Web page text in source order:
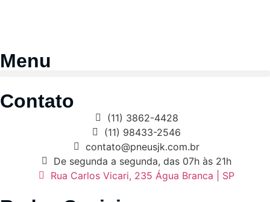
Menu
Contato
(11) 3862-4428
(11) 98433-2546
contato@pneusjk.com.br
De segunda a segunda, das 07h às 21h
Rua Carlos Vicari, 235 Água Branca | SP